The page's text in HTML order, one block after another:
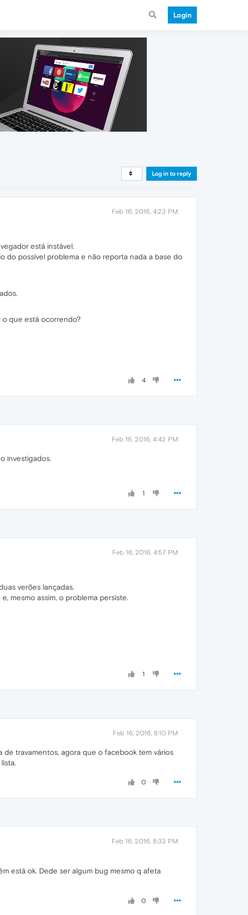
Login
Log in to reply
Feb 16, 2016, 4:23 PM
está instável.
do possível problema e não reporta nada a base do
o que está ocorrendo?
4
Feb 16, 2016, 4:42 PM
investigados.
1
Feb 16, 2016, 4:57 PM
verões lançadas.
mesmo assim, o problema persiste.
1
Feb 16, 2016, 8:10 PM
travamentos, agora que o facebook tem vários
0
Feb 16, 2016, 8:33 PM
está ok. Dede ser algum bug mesmo q afeta
0